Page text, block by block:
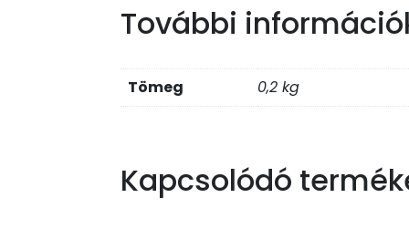
További
Tömeg 0,2 kg
Kapcsolódó